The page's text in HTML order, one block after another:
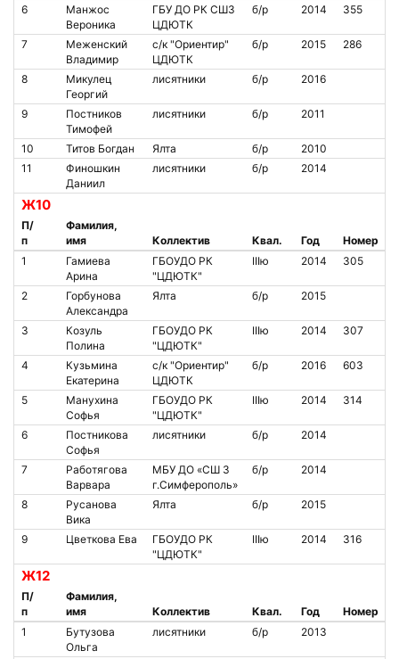
6
Манжос
Вероника
ГБУ ДО РК СШ3
ЦДЮТК
б/р 2014 355
7
Меженский
Владимир
с/к "Ориентир"
ЦДЮТК
б/р 2015 286
8
Микулец
Георгий
лисятники б/р 2016
9
Постников
Тимофей
лисятники б/р 2011
10 Титов Богдан Ялта б/р
2010
11
Финошкин
Даниил
лисятники б/р 2014
Ж10
П/
п
Фамилия,
имя
Коллектив Квал. Год
Номер
1
Гамиева
Арина
ГБОУДО РК
"ЦДЮТК"
IIIю 2014 305
2
Горбунова
Александра
Ялта б/р 2015
3
Козуль
Полина
ГБОУДО РК
"ЦДЮТК"
IIIю 2014 307
4
Кузьмина
Екатерина
с/к "Ориентир"
ЦДЮТК
б/р 2016 603
5
Манухина
Софья
ГБОУДО РК
"ЦДЮТК"
IIIю 2014 314
6
Постникова
Софья
лисятники б/р 2014
7
Работягова
Варвара
МБУ ДО «СШ 3
г.Симферополь»
б/р 2014
8
Русанова
Вика
Ялта б/р 2015
9 Цветкова Ева
ГБОУДО РК
"ЦДЮТК"
IIIю 2014 316
Ж12
П/
п
Фамилия,
имя
Коллектив Квал. Год
Номер
1
Бутузова
Ольга
лисятники б/р 2013